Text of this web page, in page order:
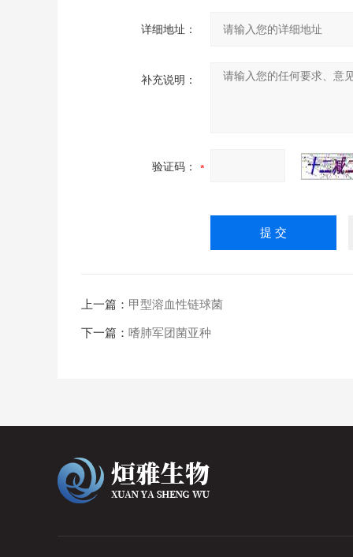
详细地址：
补充说明：
验证码：
上一篇： 甲型溶血性链球菌
下一篇： 嗜肺军团菌亚种